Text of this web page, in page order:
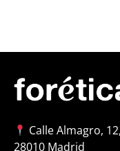
Calle Almagro,
28010 Madrid